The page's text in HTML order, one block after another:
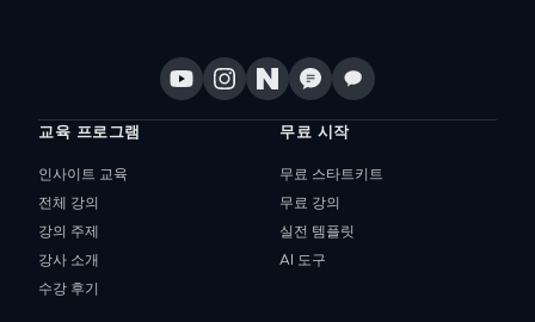
교육 프로그램
인사이트 교육
전체 강의
강의 주제
강사 소개
수강 후기
무료 시작
무료 스타트키트
무료 강의
실전 템플릿
AI 도구